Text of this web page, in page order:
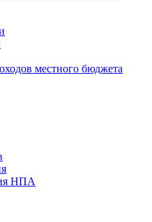
местного бюджета
НПА